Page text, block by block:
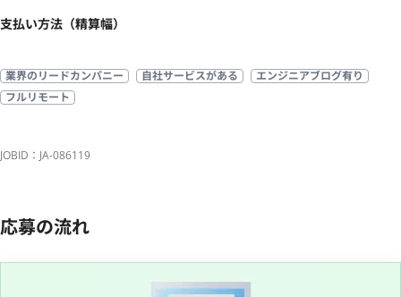
支払い方法（精算幅）
業界のリードカンパニー 自社サービスがある
エンジニアブログ有り
フルリモート
JOBID：JA-086119
応募の流れ